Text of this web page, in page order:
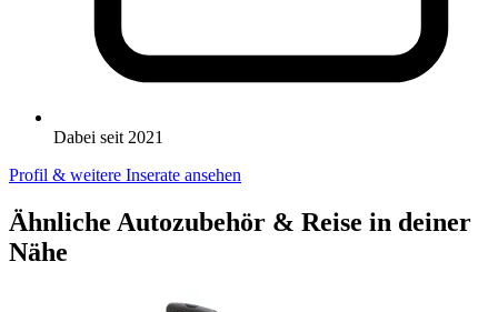
Dabei seit 2021
Profil & weitere Inserate ansehen
Ähnliche Autozubehör & Reise in deiner
Nähe